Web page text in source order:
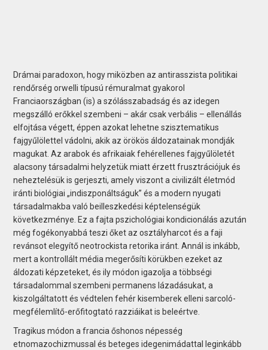
Drámai paradoxon, hogy miközben az antirasszista politikai
rendőrség orwelli típusú rémuralmat gyakorol
Franciaországban (is) a szólásszabadság és az idegen
megszálló erőkkel szembeni – akár csak verbális – ellenállás
elfojtása végett, éppen azokat lehetne szisztematikus
fajgyűlölettel vádolni, akik az örökös áldozatainak mondják
magukat. Az arabok és afrikaiak fehérellenes fajgyűlöletét
alacsony társadalmi helyzetük miatt érzett frusztrációjuk és
neheztelésük is gerjeszti, amely viszont a civilizált életmód
iránti biológiai „indiszponáltságuk” és a modern nyugati
társadalmakba való beilleszkedési képtelenségük
következménye. Ez a fajta pszichológiai kondicionálás azután
még fogékonyabbá teszi őket az osztályharcot és a faji
revánsot elegyítő neotrockista retorika iránt. Annál is inkább,
mert a kontrollált média megerősíti körükben ezeket az
áldozati képzeteket, és ily módon igazolja a többségi
társadalommal szembeni permanens lázadásukat, a
kiszolgáltatott és védtelen fehér kisemberek elleni sarcoló-
megfélemlítő-erőfitogtató razziáikat is beleértve.
Tragikus módon a francia őshonos népesség
etnomazochizmussal és beteges idegenimádattal leginkább